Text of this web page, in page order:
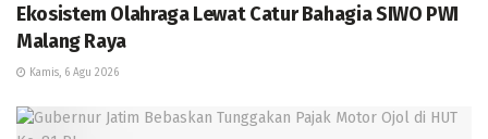
Ekosistem Olahraga Lewat Catur Bahagia SIWO PWI
Malang Raya
Kamis, 6 Agu 2026